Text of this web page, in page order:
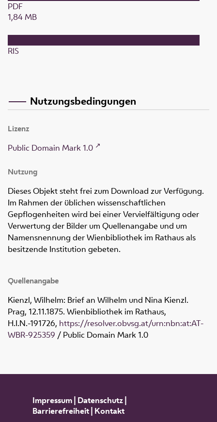
PDF
1,84 MB
RIS
Nutzungsbedingungen
Lizenz
Public Domain Mark 1.0
Nutzung
Dieses Objekt steht frei zum Download zur Verfügung.
Im Rahmen der üblichen wissenschaftlichen
Gepflogenheiten wird bei einer Vervielfältigung oder
Verwertung der Bilder um Quellenangabe und um
Namensnennung der Wienbibliothek im Rathaus als
besitzende Institution gebeten.
Quellenangabe
Kienzl, Wilhelm: Brief an Wilhelm und Nina Kienzl.
Prag, 12.11.1875. Wienbibliothek im Rathaus,
H.I.N.-191726, https://resolver.obvsg.at/urn:nbn:at:AT-
WBR-925359 / Public Domain Mark 1.0
Impressum| Datenschutz|
Barrierefreiheit| Kontakt